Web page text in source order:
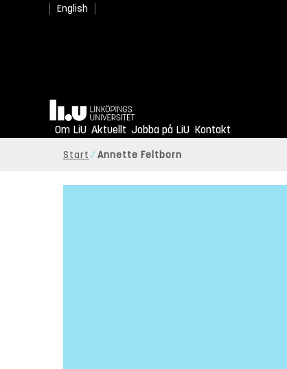
English
Hem
Om LiU Aktuellt Jobba på LiU Kontakt
Start Annette Feltborn